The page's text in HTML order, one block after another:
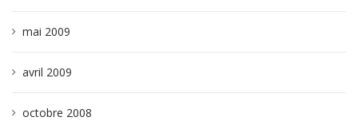
mai 2009
avril 2009
octobre 2008